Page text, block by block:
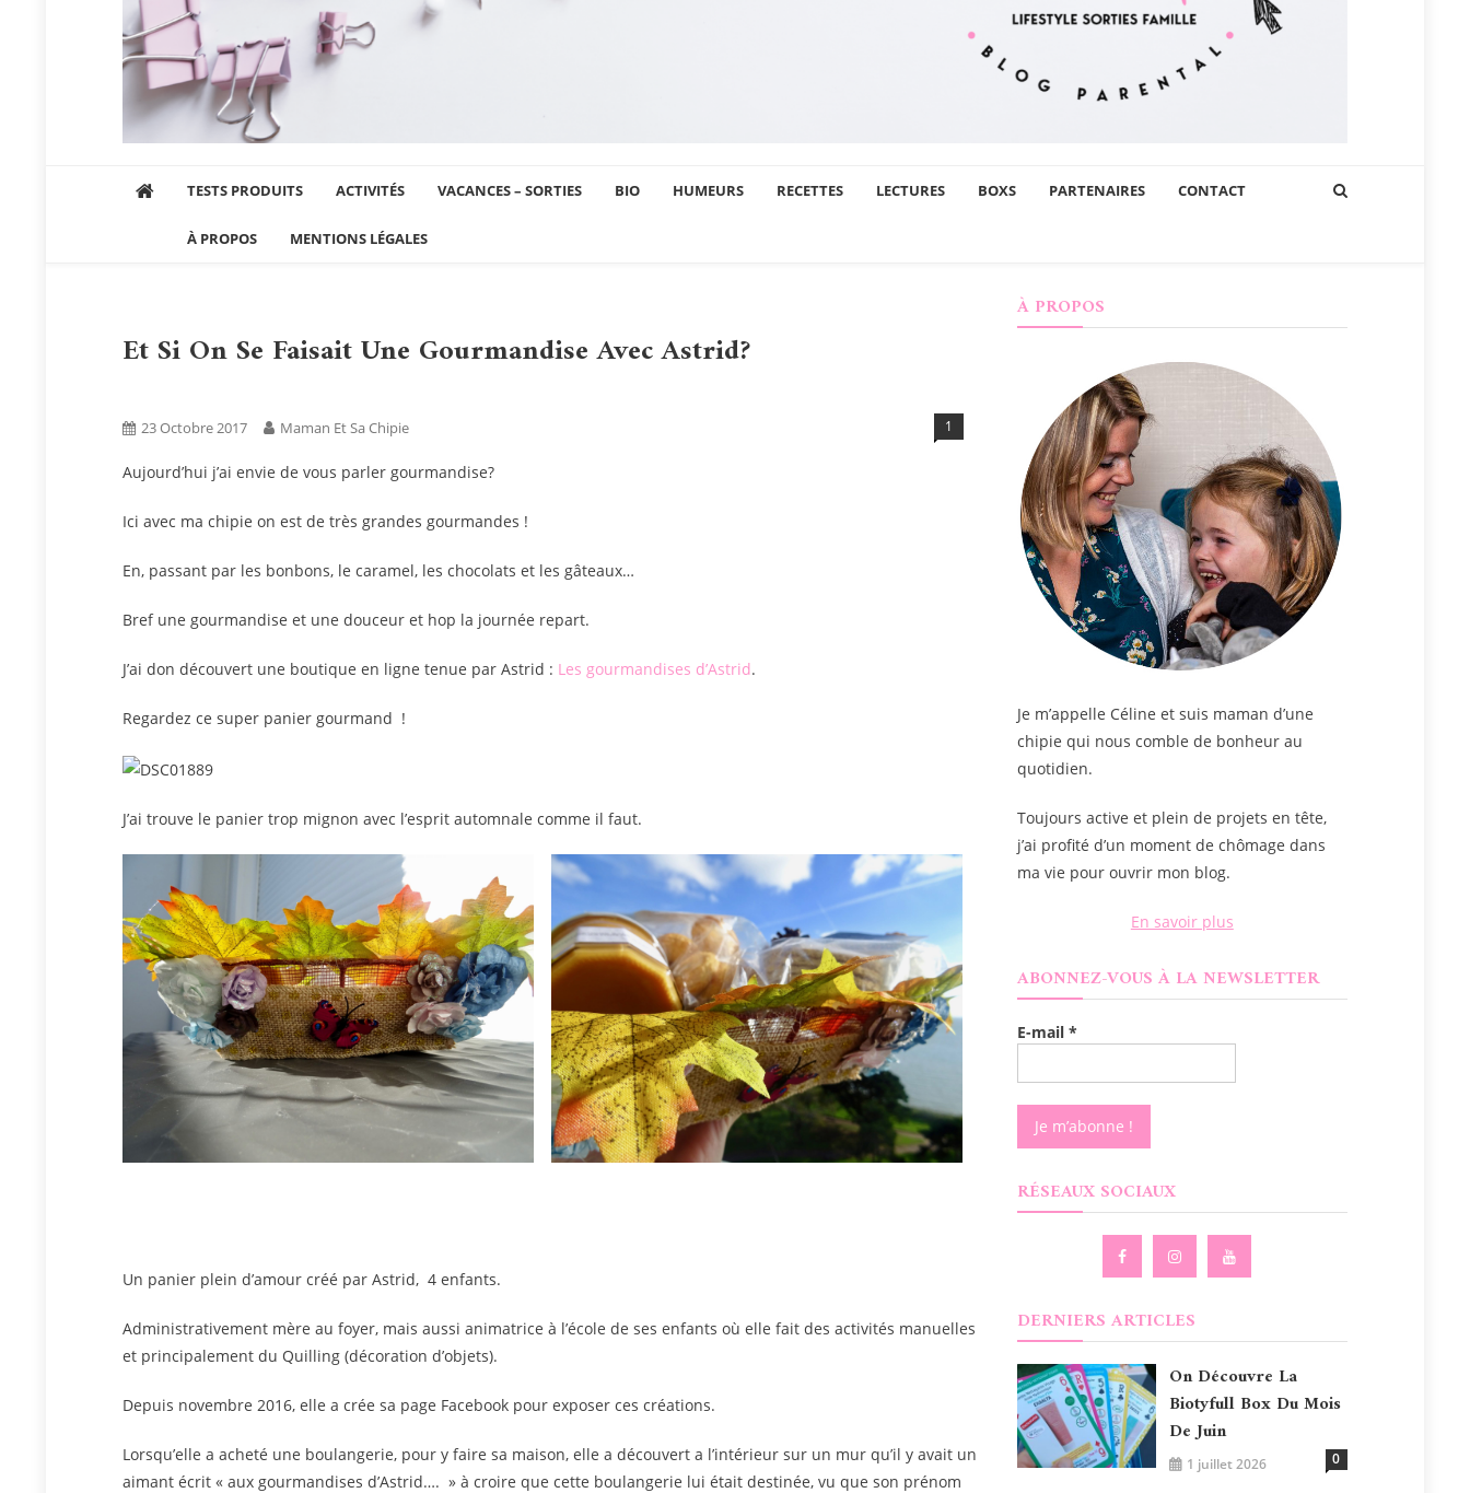
TESTS PRODUITS ACTIVITÉS VACANCES – SORTIES BIO HUMEURS RECETTES LECTURES BOXS PARTENAIRES CONTACT
À PROPOS MENTIONS LÉGALES
Et Si On Se Faisait Une Gourmandise Avec Astrid?
23 Octobre 2017 Maman Et Sa Chipie 1
Aujourd’hui j’ai envie de vous parler gourmandise?
Ici avec ma chipie on est de très grandes gourmandes !
En, passant par les bonbons, le caramel, les chocolats et les gâteaux…
Bref une gourmandise et une douceur et hop la journée repart.
J’ai don découvert une boutique en ligne tenue par Astrid : Les gourmandises d’Astrid.
Regardez ce super panier gourmand !
J’ai trouve le panier trop mignon avec l’esprit automnale comme il faut.
Un panier plein d’amour créé par Astrid, 4 enfants.
Administrativement mère au foyer, mais aussi animatrice à l’école de ses enfants où elle fait des activités manuelles
et principalement du Quilling (décoration d’objets).
Depuis novembre 2016, elle a crée sa page Facebook pour exposer ces créations.
Lorsqu’elle a acheté une boulangerie, pour y faire sa maison, elle a découvert a l’intérieur sur un mur qu’il y avait un
aimant écrit « aux gourmandises d’Astrid…. » à croire que cette boulangerie lui était destinée, vu que son prénom
À PROPOS
Je m’appelle Céline et suis maman d’une
chipie qui nous comble de bonheur au
quotidien.
Toujours active et plein de projets en tête,
j’ai profité d’un moment de chômage dans
ma vie pour ouvrir mon blog.
En savoir plus
ABONNEZ-VOUS À LA NEWSLETTER
E-mail *
RÉSEAUX SOCIAUX
DERNIERS ARTICLES
On Découvre La
Biotyfull Box Du Mois
De Juin
1 juillet 2026 0